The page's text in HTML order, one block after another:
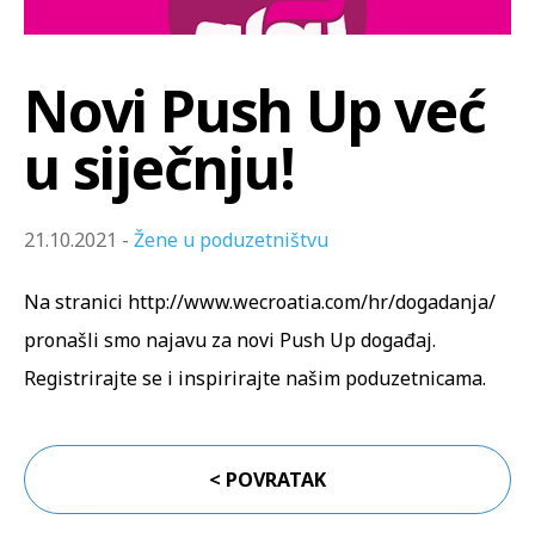
Novi Push Up već
u siječnju!
21.10.2021 - Žene u poduzetništvu
Na stranici http://www.wecroatia.com/hr/dogadanja/
pronašli smo najavu za novi Push Up događaj.
Registrirajte se i inspirirajte našim poduzetnicama.
< POVRATAK